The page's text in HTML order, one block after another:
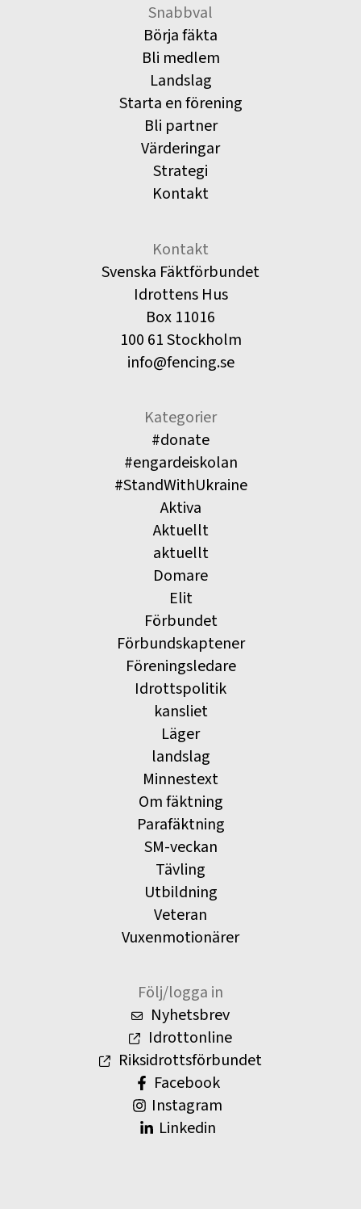
Snabbval
Börja fäkta
Bli medlem
Landslag
Starta en förening
Bli partner
Värderingar
Strategi
Kontakt
Kontakt
Svenska Fäktförbundet
Idrottens Hus
Box 11016
100 61 Stockholm
info@fencing.se
Kategorier
#donate
#engardeiskolan
#StandWithUkraine
Aktiva
Aktuellt
aktuellt
Domare
Elit
Förbundet
Förbundskaptener
Föreningsledare
Idrottspolitik
kansliet
Läger
landslag
Minnestext
Om fäktning
Parafäktning
SM-veckan
Tävling
Utbildning
Veteran
Vuxenmotionärer
Följ/logga in
Nyhetsbrev
Idrottonline
Riksidrottsförbundet
Facebook
Instagram
Linkedin